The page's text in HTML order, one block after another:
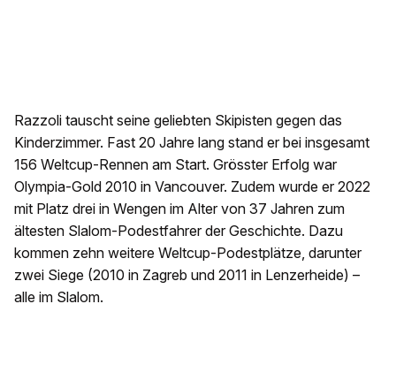
Razzoli tauscht seine geliebten Skipisten gegen das
Kinderzimmer. Fast 20 Jahre lang stand er bei insgesamt
156 Weltcup-Rennen am Start. Grösster Erfolg war
Olympia-Gold 2010 in Vancouver. Zudem wurde er 2022
mit Platz drei in Wengen im Alter von 37 Jahren zum
ältesten Slalom-Podestfahrer der Geschichte. Dazu
kommen zehn weitere Weltcup-Podestplätze, darunter
zwei Siege (2010 in Zagreb und 2011 in Lenzerheide) –
alle im Slalom.